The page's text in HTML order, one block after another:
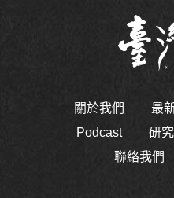
關於我們 最
Podcast
研
聯絡我們